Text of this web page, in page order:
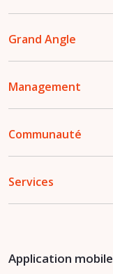
Grand Angle
Management
Communauté
Services
Application mobile